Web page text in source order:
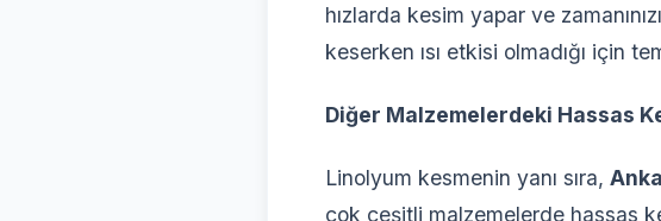
hızlarda kesim yapar ve
keserken ısı etkisi olmadığı için
Diğer Malzemelerdeki Hassas
Linolyum kesmenin yanı sıra,
çok çeşitli malzemelerde hassas